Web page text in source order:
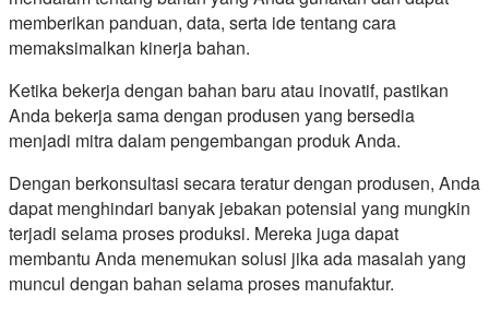
memberikan panduan, data, serta ide tentang cara
memaksimalkan kinerja bahan.
Ketika bekerja dengan bahan baru atau inovatif, pastikan
Anda bekerja sama dengan produsen yang bersedia
menjadi mitra dalam pengembangan produk Anda.
Dengan berkonsultasi secara teratur dengan produsen, Anda
dapat menghindari banyak jebakan potensial yang mungkin
terjadi selama proses produksi. Mereka juga dapat
membantu Anda menemukan solusi jika ada masalah yang
muncul dengan bahan selama proses manufaktur.